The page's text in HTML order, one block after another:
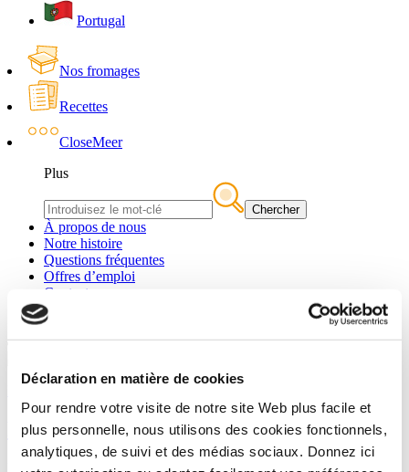
Déclaration en matière de cookies
Pour rendre votre visite de notre site Web plus facile et
plus personnelle, nous utilisons des cookies fonctionnels,
analytiques, de suivi et des médias sociaux. Donnez ici
Portugal
Nos fromages
Recettes
CloseMeer
Plus
Chercher
À propos de nous
Notre histoire
Questions fréquentes
Offres d’emploi
Contact
Foodservice
Restez informé
lire plus